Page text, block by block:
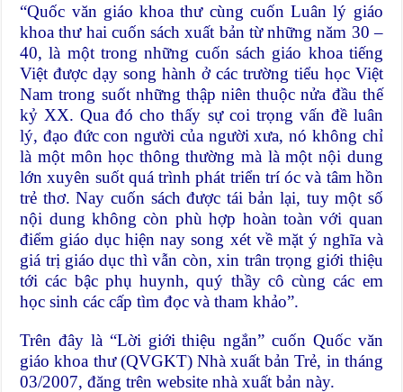
“Quốc văn giáo khoa thư cùng cuốn Luân lý giáo
khoa thư hai cuốn sách xuất bản từ những năm 30 –
40, là một trong những cuốn sách giáo khoa tiếng
Việt được dạy song hành ở các trường tiểu học Việt
Nam trong suốt những thập niên thuộc nửa đầu thế
kỷ XX. Qua đó cho thấy sự coi trọng vấn đề luân
lý, đạo đức con người của người xưa, nó không chỉ
là một môn học thông thường mà là một nội dung
lớn xuyên suốt quá trình phát triển trí óc và tâm hồn
trẻ thơ. Nay cuốn sách được tái bản lại, tuy một số
nội dung không còn phù hợp hoàn toàn với quan
điểm giáo dục hiện nay song xét về mặt ý nghĩa và
giá trị giáo dục thì vẫn còn, xin trân trọng giới thiệu
tới các bậc phụ huynh, quý thầy cô cùng các em
học sinh các cấp tìm đọc và tham khảo”.
Trên đây là “Lời giới thiệu ngắn” cuốn Quốc văn
giáo khoa thư (QVGKT) Nhà xuất bản Trẻ, in tháng
03/2007, đăng trên website nhà xuất bản này.